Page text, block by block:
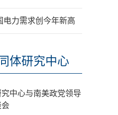
电力需求创今年新高
体研究中心
中心与南美政党领导
会